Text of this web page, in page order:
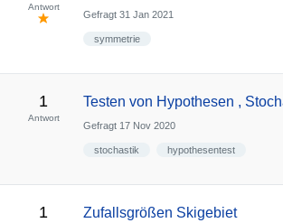
Antwort
Gefragt 31 Jan 2021
symmetrie
1
Antwort
Testen von Hypothesen ,
Gefragt 17 Nov 2020
stochastik hypothesentest
1 Zufallsgrößen Skigebiet